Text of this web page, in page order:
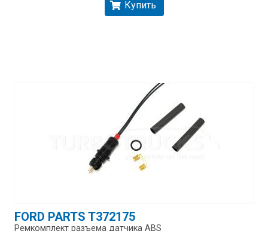
Купить
FORD PARTS T372175
Ремкомплект разъема датчика ABS